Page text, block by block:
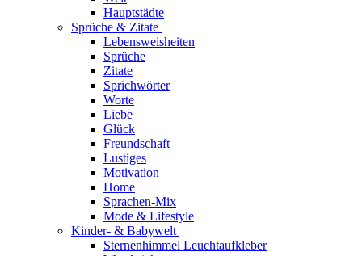
Hauptstädte
Sprüche & Zitate
Lebensweisheiten
Sprüche
Zitate
Sprichwörter
Worte
Liebe
Glück
Freundschaft
Lustiges
Motivation
Home
Sprachen-Mix
Mode & Lifestyle
Kinder- & Babywelt
Sternenhimmel Leuchtaufkleber